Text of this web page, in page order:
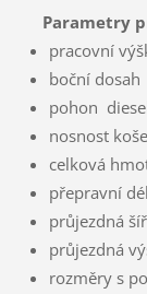
Parametry
pracovní
boční
pohon
nosnost
celková
přepravní
průjezdná
průjezdná
rozměry s